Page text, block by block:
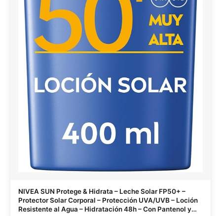
NIVEA SUN Protege & Hidrata – Leche Solar FP50+ –
Protector Solar Corporal – Protección UVA/UVB – Loción
Resistente al Agua – Hidratación 48h – Con Pantenol y